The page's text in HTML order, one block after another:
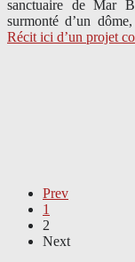
sanctuaire de Mar
surmonté d’un
Récit ici d’un projet
Prev
1
2
Next